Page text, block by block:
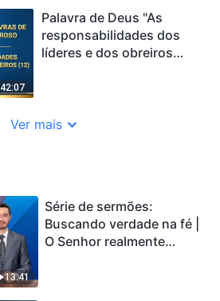
42:07
Palavra de Deus "As
responsabilidades dos
líderes e dos obreiros
Ver mais
13:41
Série de sermões:
Buscando verdade na fé |
O Senhor realmente